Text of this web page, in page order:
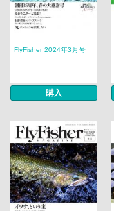
FlyFisher 2024年3月号
購入